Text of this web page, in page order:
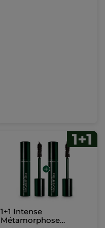
1+1 Intense
Métamorphose